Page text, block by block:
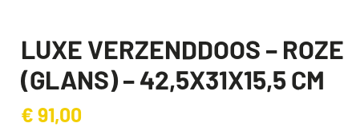
LUXE VERZENDDOOS – ROZE
(GLANS) – 42,5X31X15,5 CM
€ 91,00